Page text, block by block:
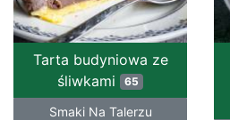
Tarta budyniowa ze
śliwkami 65
Smaki Na Talerzu